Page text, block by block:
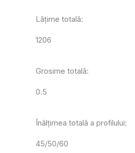
Lățime totală:
1206
Grosime totală:
0.5
Înălțimea totală a profilului:
45/50/60